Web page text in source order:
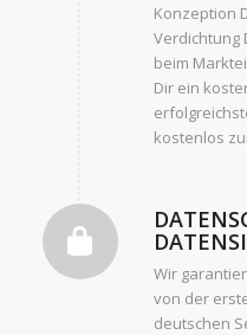
Konzeption
Verdichtung
beim
Dir ein
kostenlos
Wir
von der
deutschen